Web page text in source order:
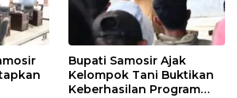
Bupati Samosir Ajak
Kelompok Tani Buktikan
Keberhasilan Program